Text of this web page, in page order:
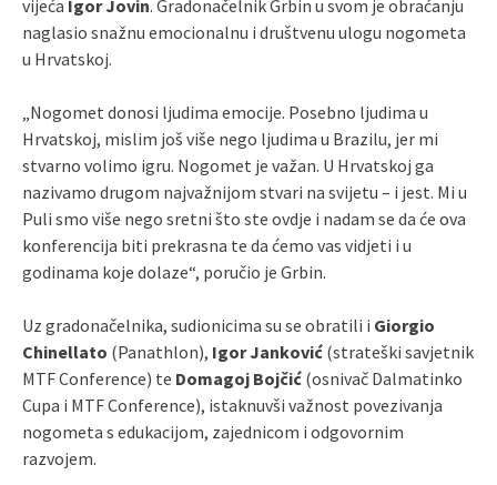
vijeća Igor Jovin. Gradonačelnik Grbin u svom je obraćanju
naglasio snažnu emocionalnu i društvenu ulogu nogometa
u Hrvatskoj.
„Nogomet donosi ljudima emocije. Posebno ljudima u
Hrvatskoj, mislim još više nego ljudima u Brazilu, jer mi
stvarno volimo igru. Nogomet je važan. U Hrvatskoj ga
nazivamo drugom najvažnijom stvari na svijetu – i jest. Mi u
Puli smo više nego sretni što ste ovdje i nadam se da će ova
konferencija biti prekrasna te da ćemo vas vidjeti i u
godinama koje dolaze“, poručio je Grbin.
Uz gradonačelnika, sudionicima su se obratili i Giorgio
Chinellato (Panathlon), Igor Janković (strateški savjetnik
MTF Conference) te Domagoj Bojčić (osnivač Dalmatinko
Cupa i MTF Conference), istaknuvši važnost povezivanja
nogometa s edukacijom, zajednicom i odgovornim
razvojem.